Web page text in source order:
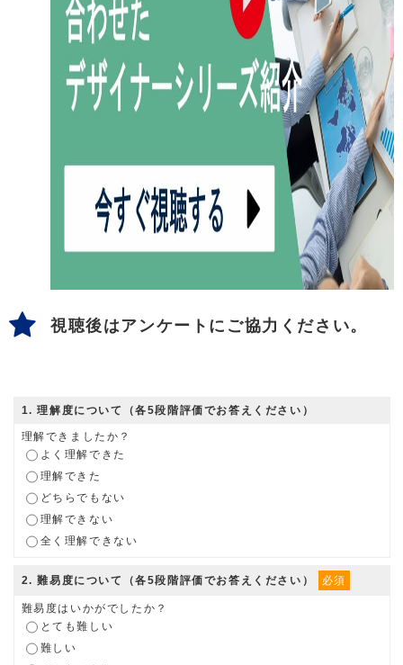
視聴後はアンケートにご協力ください。
1. 理解度について（各5段階評価でお答えください）
理解できましたか？
よく理解できた
理解できた
どちらでもない
理解できない
全く理解できない
2. 難易度について（各5段階評価でお答えください） 必須
難易度はいかがでしたか？
とても難しい
難しい